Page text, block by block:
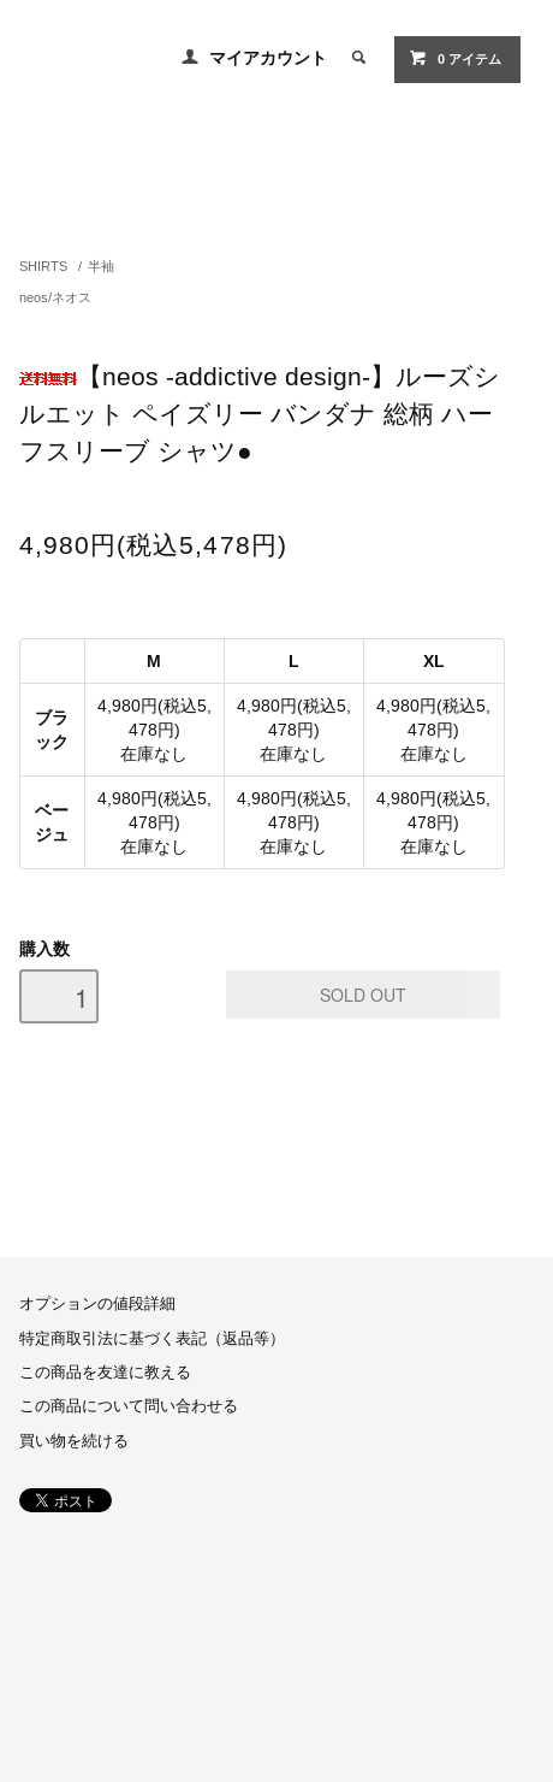
マイアカウント 0 アイテム
SHIRTS / 半袖
neos/ネオス
【neos -addictive design-】ルーズシ
ルエット ペイズリー バンダナ 総柄 ハー
フスリーブ シャツ●
4,980円(税込5,478円)
M L XL
ブラ
ック
4,980円(税込5,
478円)
在庫なし
4,980円(税込5,
478円)
在庫なし
4,980円(税込5,
478円)
在庫なし
ベー
ジュ
4,980円(税込5,
478円)
在庫なし
4,980円(税込5,
478円)
在庫なし
4,980円(税込5,
478円)
在庫なし
購入数
オプションの値段詳細
特定商取引法に基づく表記（返品等）
この商品を友達に教える
この商品について問い合わせる
買い物を続ける